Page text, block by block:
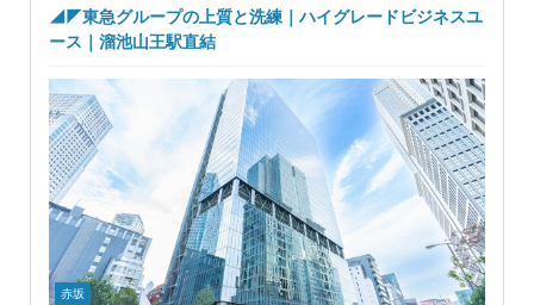
◢◤東急グループの上質と洗練｜ハイグレードビジネスユ
赤坂